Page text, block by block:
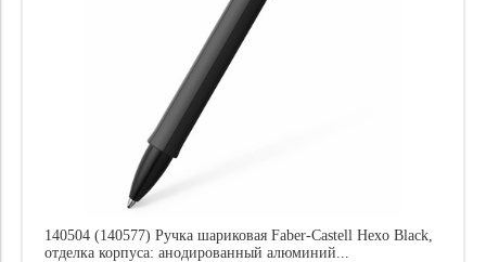
140504 (140577) Ручка шариковая Faber-Castell Hexo Black,
отделка корпуса: анодированный алюминий...